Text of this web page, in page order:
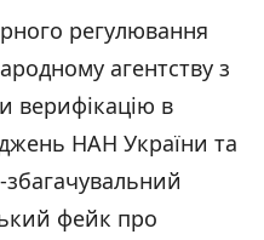
регулювання
агентству з
верифікацію в
НАН України та
фейк про